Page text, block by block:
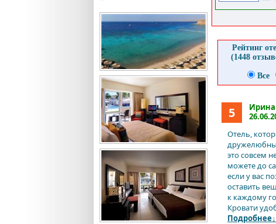
Рейтинг
(1448
Все
5
Отель,
это совсем
можете до
если у вас
оставить
к каждому
Кровати
Подробнее↓